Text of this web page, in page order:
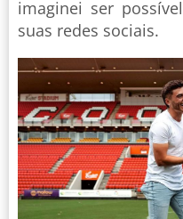
imaginei ser
suas redes sociais.